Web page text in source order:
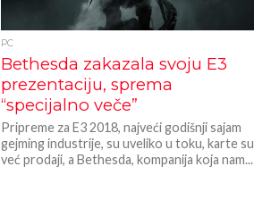
PC
Bethesda zakazala svoju E3
prezentaciju, sprema
“specijalno veče”
Pripreme za E3 2018, najveći godišnji sajam
gejming industrije, su uveliko u toku, karte su
već prodaji, a Bethesda, kompanija koja nam...